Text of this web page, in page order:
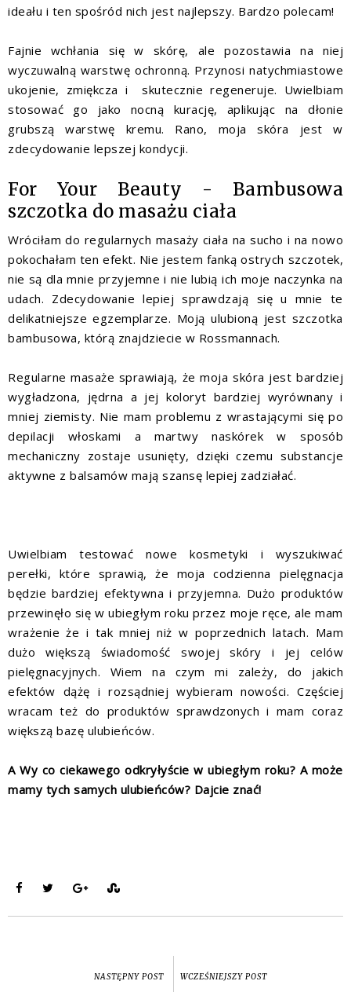
ideału i ten spośród nich jest najlepszy. Bardzo polecam!
Fajnie wchłania się w skórę, ale pozostawia na niej
wyczuwalną warstwę ochronną. Przynosi natychmiastowe
ukojenie, zmiękcza i skutecznie regeneruje. Uwielbiam
stosować go jako nocną kurację, aplikując na dłonie
grubszą warstwę kremu. Rano, moja skóra jest w
zdecydowanie lepszej kondycji.
For Your Beauty - Bambusowa
szczotka do masażu ciała
Wróciłam do regularnych masaży ciała na sucho i na nowo
pokochałam ten efekt. Nie jestem fanką ostrych szczotek,
nie są dla mnie przyjemne i nie lubią ich moje naczynka na
udach. Zdecydowanie lepiej sprawdzają się u mnie te
delikatniejsze egzemplarze. Moją ulubioną jest szczotka
bambusowa, którą znajdziecie w Rossmannach.
Regularne masaże sprawiają, że moja skóra jest bardziej
wygładzona, jędrna a jej koloryt bardziej wyrównany i
mniej ziemisty. Nie mam problemu z wrastającymi się po
depilacji włoskami a martwy naskórek w sposób
mechaniczny zostaje usunięty, dzięki czemu substancje
aktywne z balsamów mają szansę lepiej zadziałać.
Uwielbiam testować nowe kosmetyki i wyszukiwać
perełki, które sprawią, że moja codzienna pielęgnacja
będzie bardziej efektywna i przyjemna. Dużo produktów
przewinęło się w ubiegłym roku przez moje ręce, ale mam
wrażenie że i tak mniej niż w poprzednich latach. Mam
dużo większą świadomość swojej skóry i jej celów
pielęgnacyjnych. Wiem na czym mi zależy, do jakich
efektów dążę i rozsądniej wybieram nowości. Częściej
wracam też do produktów sprawdzonych i mam coraz
większą bazę ulubieńców.
A Wy co ciekawego odkryłyście w ubiegłym roku? A może
mamy tych samych ulubieńców? Dajcie znać!
NASTĘPNY POST WCZEŚNIEJSZY POST